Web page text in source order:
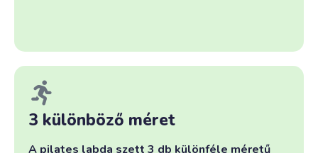
3 különböző méret
A pilates labda szett 3 db különféle méretű